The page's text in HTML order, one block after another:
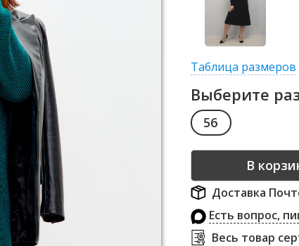
Таблица размеров
Выберите
56
Доставка
Есть вопрос,
Весь товар